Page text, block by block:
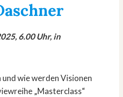
6.00 Uhr, in
wie werden Visionen
„Masterclass“